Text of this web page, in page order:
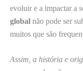
evoluir e a impactar a
global não pode ser
muitos que são
Assim, a história e